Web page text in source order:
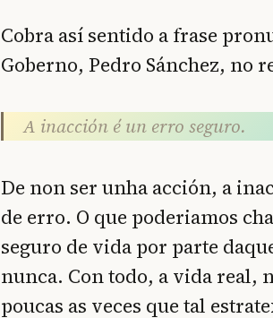
Cobra así sentido a frase
Goberno, Pedro Sánchez, no
A inacción é un erro seguro.
De non ser unha acción, a
de erro. O que poderiamos
seguro de vida por parte
nunca. Con todo, a vida real,
poucas as veces que tal